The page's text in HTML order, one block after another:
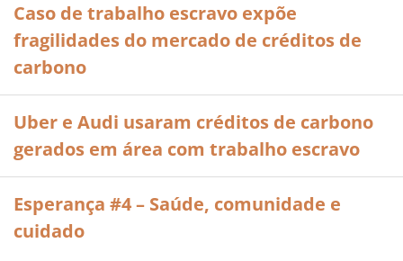
Caso de trabalho escravo expõe
fragilidades do mercado de créditos de
carbono
Uber e Audi usaram créditos de carbono
gerados em área com trabalho escravo
Esperança #4 – Saúde, comunidade e
cuidado